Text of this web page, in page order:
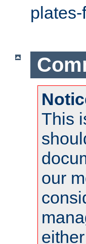
This
our